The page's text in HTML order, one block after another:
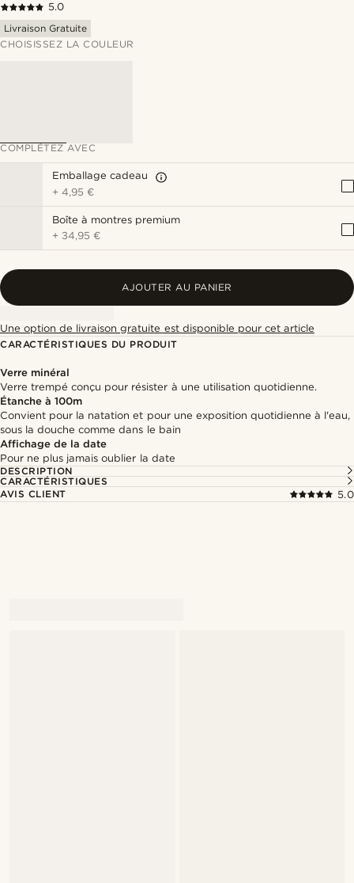
5.0
Livraison Gratuite
CHOISISSEZ LA COULEUR
COMPLÉTEZ AVEC
Emballage cadeau
+4,95 €
Boîte à montres premium
+ 34,95 €
AJOUTER AU PANIER
Une option de livraison gratuite est disponible pour cet article
CARACTÉRISTIQUES DU PRODUIT
Verre minéral
Verre trempé conçu pour résister à une utilisation quotidienne.
Étanche à 100m
Convient pour la natation et pour une exposition quotidienne à l'eau,
sous la douche comme dans le bain
Affichage de la date
Pour ne plus jamais oublier la date
DESCRIPTION
CARACTÉRISTIQUES
AVIS CLIENT
5.0